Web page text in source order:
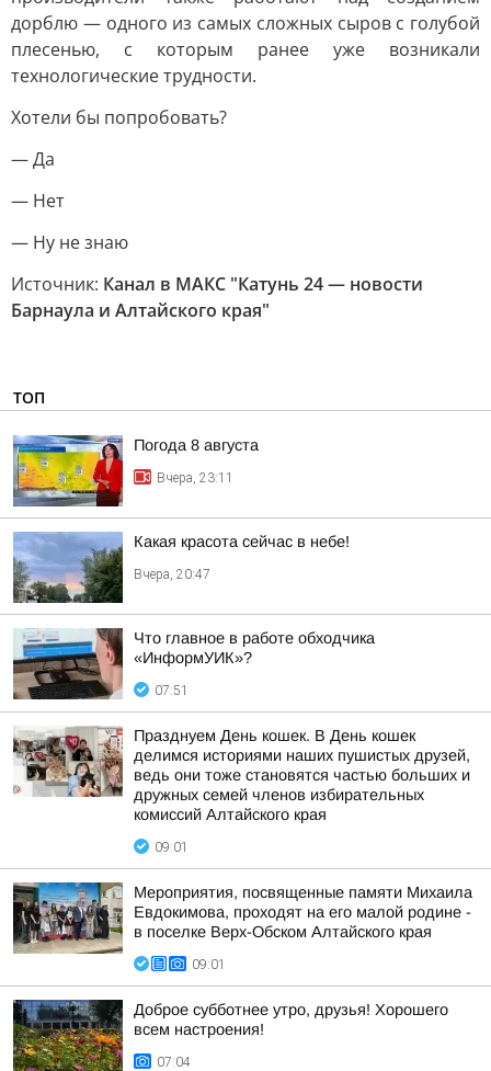
дорблю — одного из самых сложных сыров с голубой
плесенью, с которым ранее уже возникали
технологические трудности.
Хотели бы попробовать?
— Да
— Нет
— Ну не знаю
Источник: Канал в МАКС "Катунь 24 — новости
Барнаула и Алтайского края"
ТОП
Погода 8 августа
Вчера, 23:11
Какая красота сейчас в небе!
Вчера, 20:47
Что главное в работе обходчика
«ИнформУИК»?
07:51
Празднуем День кошек. В День кошек
делимся историями наших пушистых друзей,
ведь они тоже становятся частью больших и
дружных семей членов избирательных
комиссий Алтайского края
09:01
Мероприятия, посвященные памяти Михаила
Евдокимова, проходят на его малой родине -
в поселке Верх-Обском Алтайского края
09:01
Доброе субботнее утро, друзья! Хорошего
всем настроения!
07:04